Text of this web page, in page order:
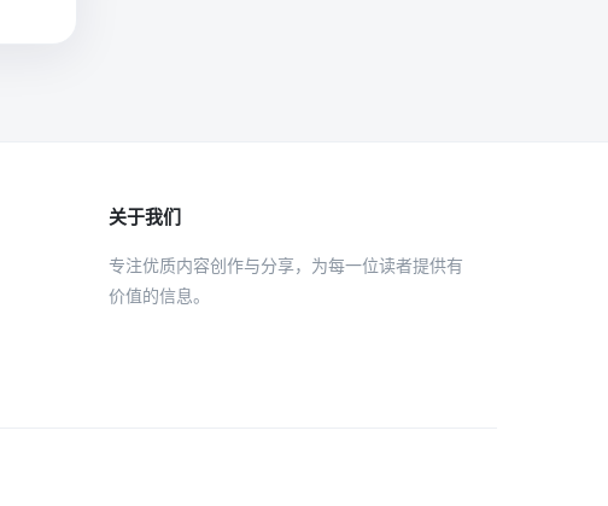
关于我们
专注优质内容创作与分享，为每一位读者提供有
价值的信息。